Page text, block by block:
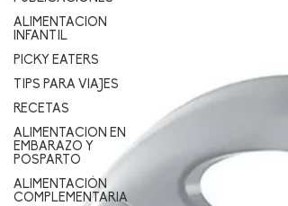
ALIMENTACION
INFANTIL
PICKY EATERS
TIPS PARA VIAJES
RECETAS
ALIMENTACION EN
EMBARAZO Y
POSPARTO
ALIMENTACIÓN
COMPLEMENTARIA